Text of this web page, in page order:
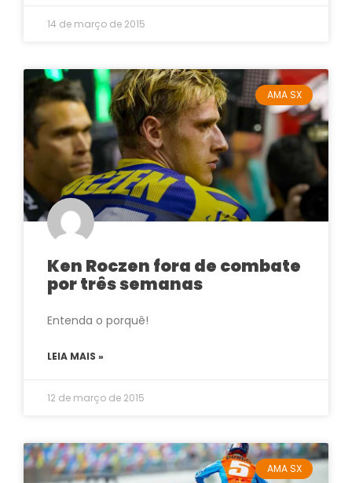
14 de março de 2015
AMA SX
Ken Roczen fora de combate
por três semanas
Entenda o porquê!
LEIA MAIS »
12 de março de 2015
AMA SX